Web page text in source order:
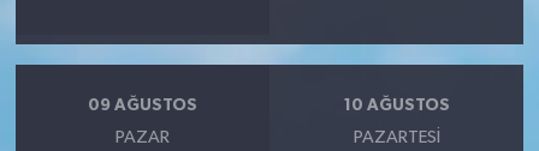
09 AĞUSTOS
PAZAR
10 AĞUSTOS
PAZARTESI